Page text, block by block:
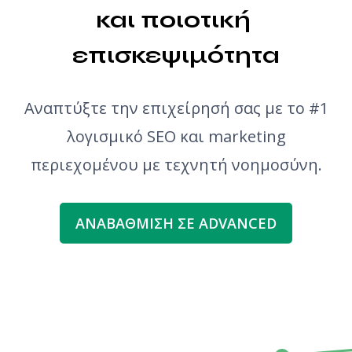
και ποιοτική
επισκεψιμότητα
Αναπτύξτε την επιχείρησή σας με το #1
λογισμικό SEO και marketing
περιεχομένου με τεχνητή νοημοσύνη.
ΑΝΑΒΆΘΜΙΣΗ ΣΕ ADVANCED